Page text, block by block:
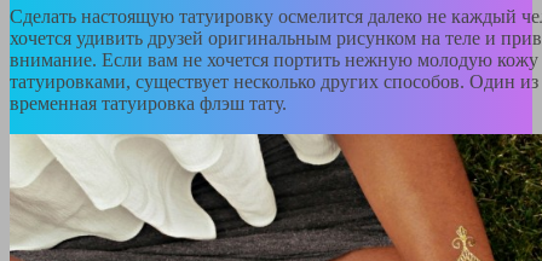
Сделать настоящую татуировку осмелится далеко не каждый
хочется удивить друзей оригинальным рисунком на теле и
внимание. Если вам не хочется портить нежную молодую
татуировками, существует несколько других способов. Один
временная татуировка флэш тату.